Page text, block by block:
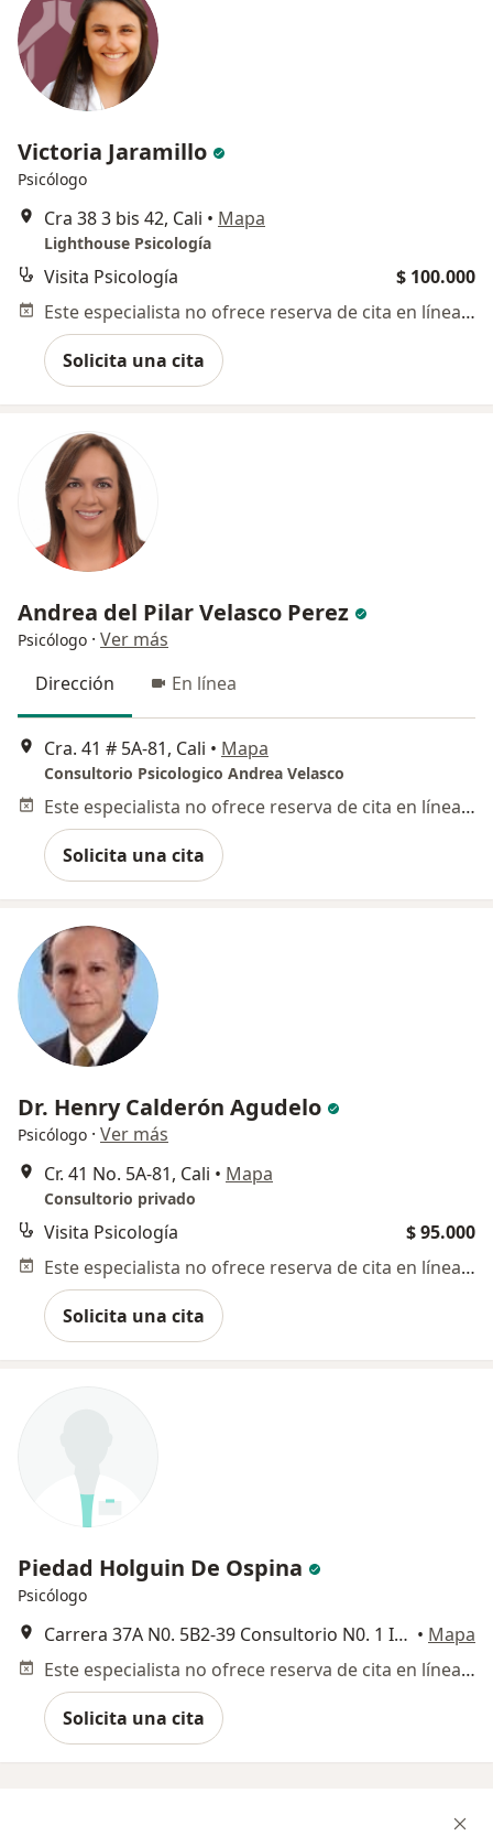
Victoria Jaramillo
Psicólogo
Cra 38 3 bis 42, Cali • Mapa
Lighthouse Psicología
Visita Psicología
$ 100.000
Este especialista no ofrece reserva de cita en línea en esta dirección.
Solicita una cita
Andrea del Pilar Velasco Perez
Psicólogo · Ver más
Dirección
En línea
Cra. 41 # 5A‐81, Cali • Mapa
Consultorio Psicologico Andrea Velasco
Este especialista no ofrece reserva de cita en línea en esta dirección.
Solicita una cita
Dr. Henry Calderón Agudelo
Psicólogo · Ver más
Cr. 41 No. 5A-81, Cali • Mapa
Consultorio privado
Visita Psicología
$ 95.000
Este especialista no ofrece reserva de cita en línea en esta dirección.
Solicita una cita
Piedad Holguin De Ospina
Psicólogo
Carrera 37A N0. 5B2-39 Consultorio N0. 1 Instituto Albert Ellis, Cali • Mapa
Este especialista no ofrece reserva de cita en línea en esta dirección.
Solicita una cita